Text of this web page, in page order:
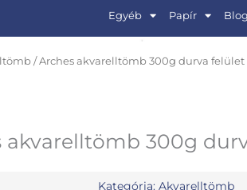
Egyéb Papír Blog
/ Arches akvarelltömb 300g durva felület
akvarelltömb 300g
Kategória:Akvarelltömb